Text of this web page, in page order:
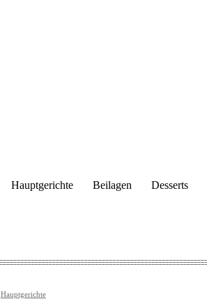
Hauptgerichte Beilagen Desserts
Hauptgerichte